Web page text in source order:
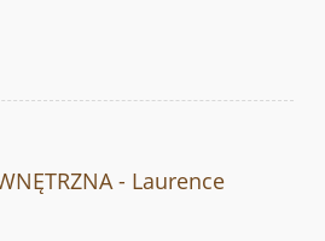
- Laurence